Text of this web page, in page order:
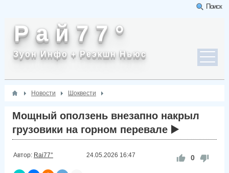
Поиск
Р а й 7 7 °
Зуон Инфо + Реэкшн Ньюс
Новости Шоквести
Мощный оползень внезапно накрыл
грузовики на горном перевале ▶️
Автор: Rai77° 24.05.2026 16:47 0